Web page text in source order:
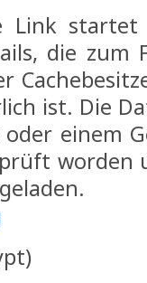
Link
die zum
ist. Die
einem
worden
)